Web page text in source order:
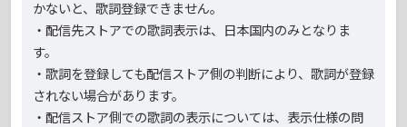
かないと、歌詞登録できません。
・配信先ストアでの歌詞表示は、日本国内のみとなりま
す。
・歌詞を登録しても配信ストア側の判断により、歌詞が登録
されない場合があります。
・配信ストア側での歌詞の表示については、表示仕様の問